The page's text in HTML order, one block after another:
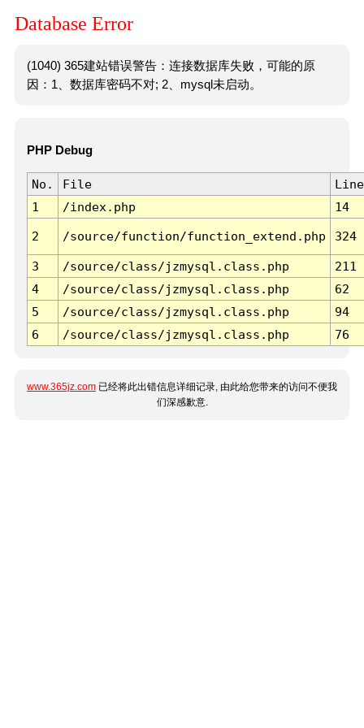
Database Error
(1040) 365建站错误警告：连接数据库失败，可能的原
因：1、数据库密码不对; 2、mysql未启动。
PHP Debug
No. File
Line
1
/index.php 14
2 /source/function/function_extend.php 324
3 /source/class/jzmysql.class.php
211
4
/source/class/jzmysql.class.php
62
5
/source/class/jzmysql.class.php
94
6
/source/class/jzmysql.class.php 76
www.365jz.com 已经将此出错信息详细记录, 由此给您带来的访问不便我
们深感歉意.